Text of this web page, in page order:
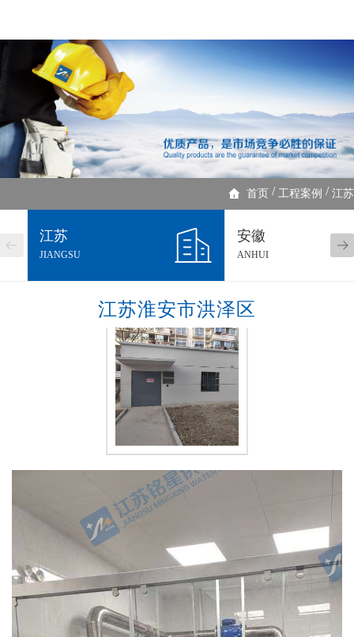
首页 / 工程案例 / 江苏
江苏
JIANGSU
安徽
ANHUI
江苏淮安市洪泽区